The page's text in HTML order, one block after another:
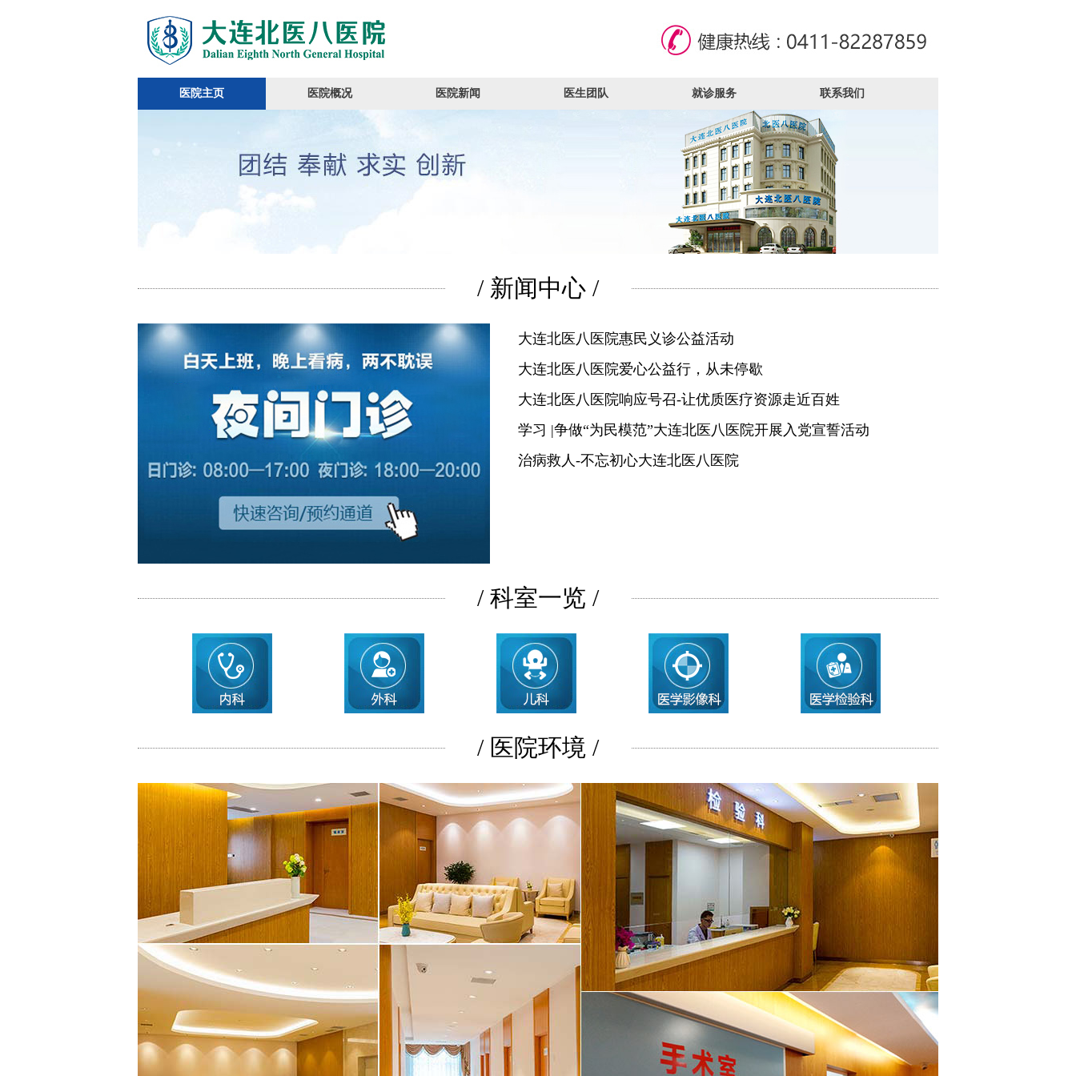
医院主页 医院概况 医院新闻 医生团队 就诊服务 联系我们
/ 新闻中心 /
大连北医八医院惠民义诊公益活动
大连北医八医院爱心公益行，从未停歇
大连北医八医院响应号召-让优质医疗资源走近百姓
学习 |争做“为民模范”大连北医八医院开展入党宣誓活动
治病救人-不忘初心大连北医八医院
/ 科室一览 /
/ 医院环境 /